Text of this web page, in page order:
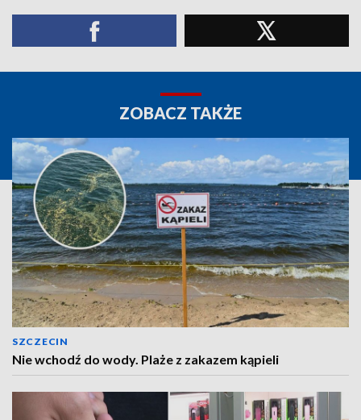
ZOBACZ TAKŻE
SZCZECIN
Nie wchodź do wody. Plaże z zakazem kąpieli